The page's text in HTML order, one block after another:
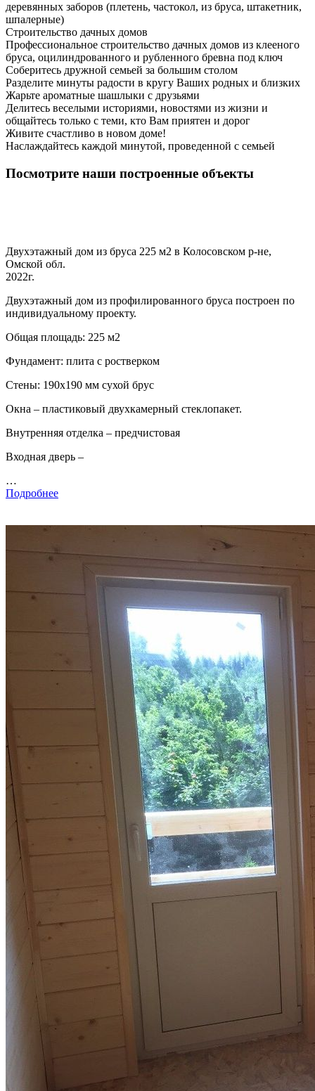
деревянных заборов (плетень, частокол, из бруса, штакетник,
шпалерные)
Строительство дачных домов
Профессиональное строительство дачных домов из клееного
бруса, оцилиндрованного и рубленного бревна под ключ
Соберитесь дружной семьей за большим столом
Разделите минуты радости в кругу Ваших родных и близких
Жарьте ароматные шашлыки с друзьями
Делитесь веселыми историями, новостями из жизни и
общайтесь только с теми, кто Вам приятен и дорог
Живите счастливо в новом доме!
Наслаждайтесь каждой минутой, проведенной с семьей
Посмотрите наши построенные объекты
Двухэтажный дом из бруса 225 м2 в Колосовском р-не,
Омской обл.
2022г.
Двухэтажный дом из профилированного бруса построен по
индивидуальному проекту.
Общая площадь: 225 м2
Фундамент: плита с ростверком
Стены: 190х190 мм сухой брус
Окна – пластиковый двухкамерный стеклопакет.
Внутренняя отделка – предчистовая
Входная дверь –
…
Подробнее